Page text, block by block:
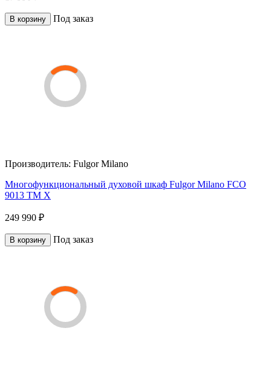
В корзину Под заказ
Производитель: Fulgor Milano
Многофункциональный духовой шкаф Fulgor Milano FCO
9013 TM X
249 990 ₽
В корзину Под заказ